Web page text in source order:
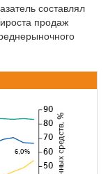
составлял
продаж